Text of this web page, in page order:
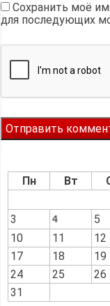
Сохранить моё
для последующих
Пн
Вт
3
4 5
10
11 12
17
18 19
24
25 26
31